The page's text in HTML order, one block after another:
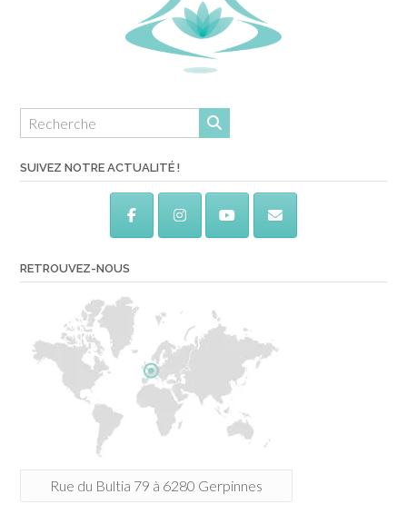
SUIVEZ NOTRE ACTUALITÉ !
RETROUVEZ-NOUS
Rue du Bultia 79 à 6280 Gerpinnes